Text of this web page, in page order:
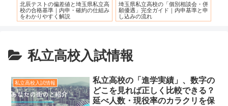
北辰テストの偏差値と埼玉県私立高
校の合格基準｜内申・確約の仕組み
をわかりやすく解説
埼玉県私立高校の「個別相談会・併
願優遇」完全ガイド｜内申基準と申
し込みの流れ
私立高校入試情報
私立高校入試情報
私立高校の「進学実績」、数字の
どこを見れば正しく比較できる？
延べ人数・現役率のカラクリを保